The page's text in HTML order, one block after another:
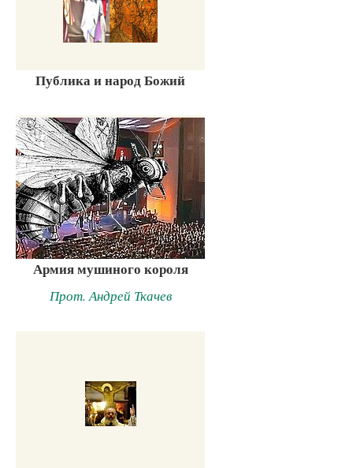
Публика и народ Божий
Армия мушиного короля
Прот. Андрей Ткачев